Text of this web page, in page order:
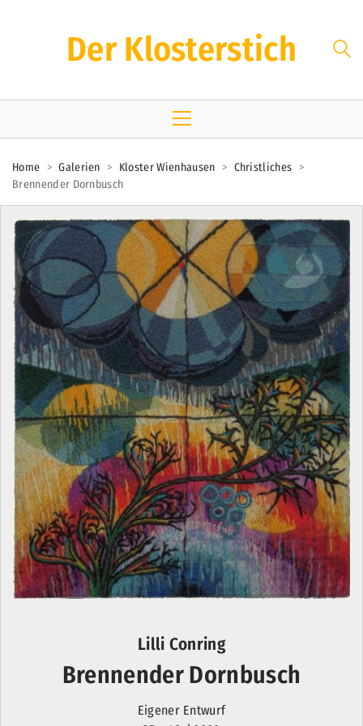
Der Klosterstich
Home > Galerien > Kloster Wienhausen > Christliches >
Brennender Dornbusch
Lilli Conring
Brennender Dornbusch
Eigener Entwurf